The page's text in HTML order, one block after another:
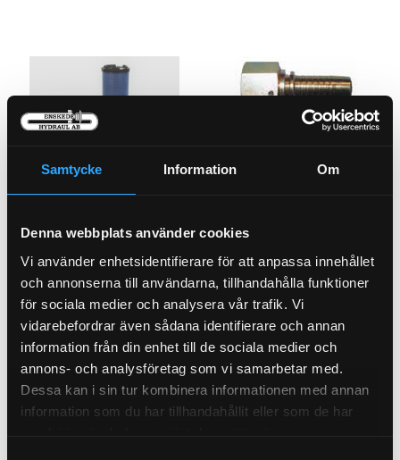
Samtycke Information Om
Denna webbplats använder cookies
Vi använder enhetsidentifierare för att anpassa innehållet
och annonserna till användarna, tillhandahålla funktioner
för sociala medier och analysera vår trafik. Vi
vidarebefordrar även sådana identifierare och annan
information från din enhet till de sociala medier och
annons- och analysföretag som vi samarbetar med.
Dessa kan i sin tur kombinera informationen med annan
information som du har tillhandahållit eller som de har
21-55200
Köp Köp